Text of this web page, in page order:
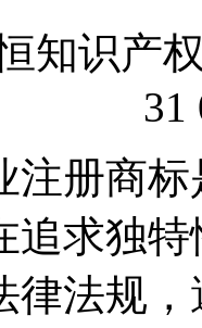
知识产
31
注册商
追求独
律法规